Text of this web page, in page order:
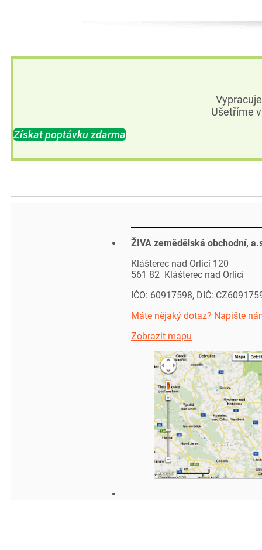
Ušetříme
Získat poptávku zdarma
ŽIVA zemědělská obchodní,
Klášterec nad Orlicí 120
561 82 Klášterec nad Orlicí
IČO: 60917598, DIČ:
Máte nějaký dotaz? Napište
Zobrazit mapu